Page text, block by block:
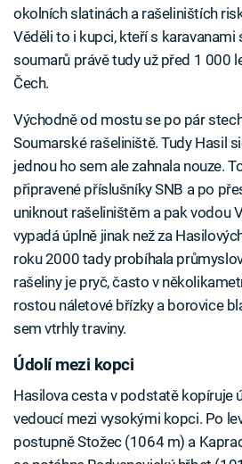
okolních slatinách a rašeliništích
Věděli to i kupci, kteří s karavanami
soumarů právě tudy už před 1 000
Čech.
Východně od mostu se po pár
Soumarské rašeliniště. Tudy Hasil
jednou ho sem ale zahnala nouze.
připravené příslušníky SNB a po
uniknout rašeliništěm a pak vodou
vypadá úplně jinak než za
roku 2000 tady probíhala
rašeliny je pryč, často v
rostou náletové břízky a borovice
sem vtrhly traviny.
Údolí mezi kopci
Hasilova cesta v podstatě kopíruje
vedoucí mezi vysokými kopci. Po
postupně Stožec (1064 m) a